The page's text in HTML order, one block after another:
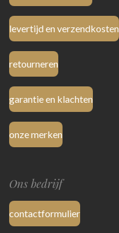
levertijd en verzendkosten
retourneren
garantie en klachten
onze merken
Ons bedrijf
contactformulier